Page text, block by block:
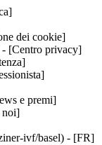
dei cookie]
- [Centro privacy]
e premi]
noi]
ivf/basel) - [FR]